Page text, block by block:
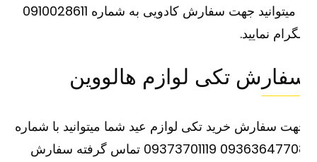
یا میتوانید جهت سفارش کادویی به شماره 0910028611
نمایید.
تکی لوازم هالووین
سفارش خرید تکی لوازم عید شما میتوانید با شماره
09363647708 09373701119 تماس گرفته سفارش